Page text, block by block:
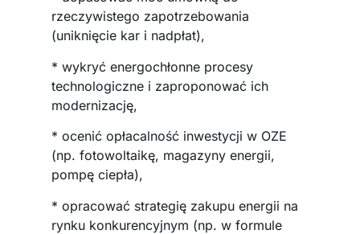
rzeczywistego zapotrzebowania
(uniknięcie kar i nadpłat),
* wykryć energochłonne procesy
technologiczne i zaproponować ich
modernizację,
* ocenić opłacalność inwestycji w OZE
(np. fotowoltaikę, magazyny energii,
pompę ciepła),
* opracować strategię zakupu energii na
rynku konkurencyjnym (np. w formule